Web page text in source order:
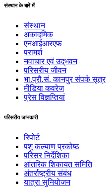
संस्थान के बारें में
संस्थान
अकादमिक
एनआईआरएफ
परामर्श
नवाचार एवं उद्‌‌भवन
परिसरीय जीवन
भा.प्रौ.सं. कानपुर संपर्क सूत्र
मीडिया कवरेज
प्रेस विज्ञप्तियां
परिसरीय जानकारी
रिपोर्ट
पशु कल्याण प्रकोष्ठ
परिसर निर्देशिका
आंतरिक शिकायत समिति
अंतर्राष्‍ट्रीय संबंध
यात्रा सुनियोजन